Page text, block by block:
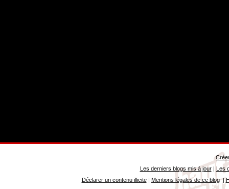
Les derniers blogs mis à jour| Les
Déclarer un contenu illicite| Mentions légales de ce blog|